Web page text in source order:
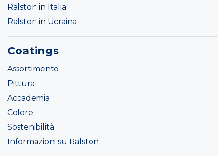
Ralston in Italia
Ralston in Ucraina
Coatings
Assortimento
Pittura
Accademia
Colore
Sostenibilità
Informazioni su Ralston